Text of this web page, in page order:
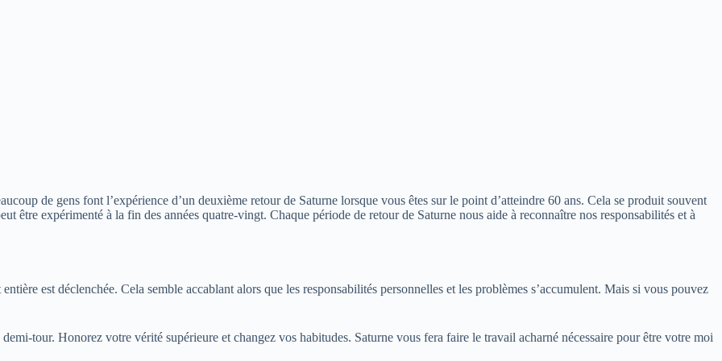
de gens font l’expérience d’un deuxième retour de Saturne lorsque vous êtes sur le point d’atteindre 60 ans. Cela se produit souvent
être expérimenté à la fin des années quatre-vingt. Chaque période de retour de Saturne nous aide à reconnaître nos responsabilités et à
est déclenchée. Cela semble accablant alors que les responsabilités personnelles et les problèmes s’accumulent. Mais si vous pouvez
tour. Honorez votre vérité supérieure et changez vos habitudes. Saturne vous fera faire le travail acharné nécessaire pour être votre moi